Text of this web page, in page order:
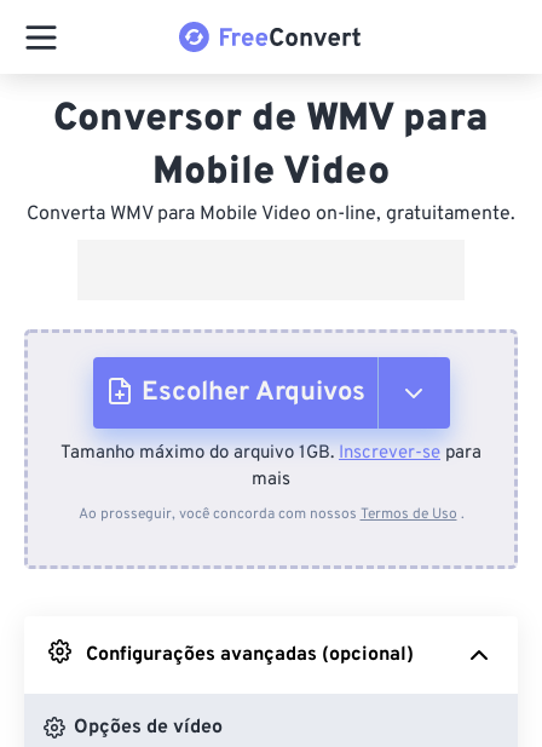
Conversor de WMV para
Mobile Video
Converta WMV para Mobile Video on-line, gratuitamente.
Escolher Arquivos
Do dispositivo
Do Google Drive
Do OneDrive
Tamanho máximo do arquivo 1GB. Inscrever-se para
mais
Ao prosseguir, você concorda com nossos Termos de Uso .
Configurações avançadas (opcional)
Opções de vídeo